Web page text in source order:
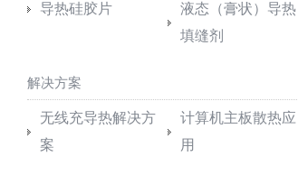
导热硅胶片
液态（膏状）导热
填缝剂
解决方案
无线充导热解决方
案
计算机主板散热应
用